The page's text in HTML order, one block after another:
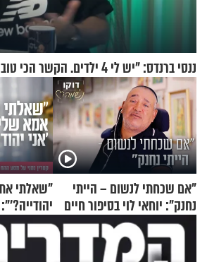
ננסי ברנדס: "יש לי 4 ילדים. הקשר הכי טוב - עם הבת החרדית"
"אם שכחתי לנשום – הייתי
נחנק": יוחאי לוי בסיפור חיים
מעורר השראה
"שאלתי
ההתחזקות